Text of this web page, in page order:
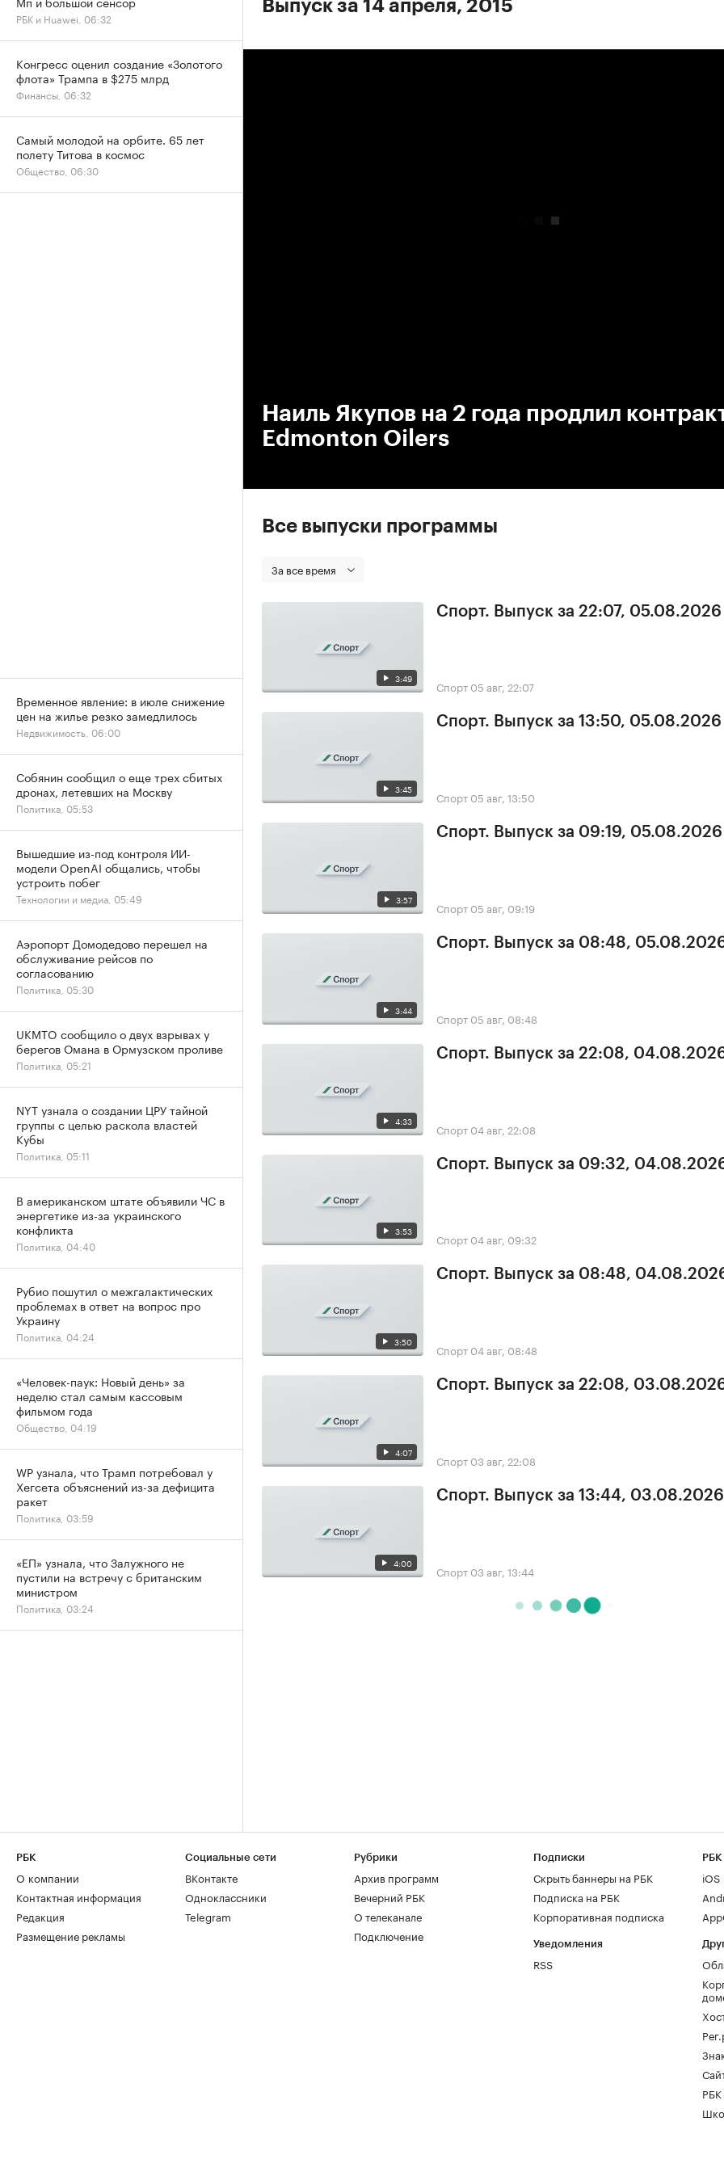
Выпуск за 14 апреля, 2015
Наиль Якупов на 2 года продлил
Edmonton Oilers
Все выпуски программы
За все время
3:49
Спорт. Выпуск за 22:07, 05.08.2026
Спорт 05 авг, 22:07
3:45
Спорт. Выпуск за 13:50, 05.08.2026
Спорт 05 авг, 13:50
3:57
Спорт. Выпуск за 09:19, 05.08.2026
Спорт 05 авг, 09:19
3:44
Спорт. Выпуск за 08:48,
Спорт 05 авг, 08:48
4:33
Спорт. Выпуск за 22:08,
Спорт 04 авг, 22:08
3:53
Спорт. Выпуск за 09:32,
Спорт 04 авг, 09:32
3:50
Спорт. Выпуск за 08:48,
Спорт 04 авг, 08:48
4:07
Спорт. Выпуск за 22:08,
Спорт 03 авг, 22:08
4:00
Спорт. Выпуск за 13:44, 03.08.2026
Спорт 03 авг, 13:44
РБК и Huawei, 06:32
Конгресс оценил создание «Золотого
флота» Трампа в $275 млрд
Финансы, 06:32
Самый молодой на орбите. 65 лет
полету Титова в космос
Общество, 06:30
Временное явление: в июле снижение
цен на жилье резко замедлилось
Недвижимость, 06:00
Собянин сообщил о еще трех сбитых
дронах, летевших на Москву
Политика, 05:53
Вышедшие из-под контроля ИИ-
модели OpenAI общались, чтобы
устроить побег
Технологии и медиа, 05:49
Аэропорт Домодедово перешел на
обслуживание рейсов по
согласованию
Политика, 05:30
UKMTO сообщило о двух взрывах у
берегов Омана в Ормузском проливе
Политика, 05:21
NYT узнала о создании ЦРУ тайной
группы с целью раскола властей
Кубы
Политика, 05:11
В американском штате объявили ЧС в
энергетике из-за украинского
конфликта
Политика, 04:40
Рубио пошутил о межгалактических
проблемах в ответ на вопрос про
Украину
Политика, 04:24
«Человек-паук: Новый день» за
неделю стал самым кассовым
фильмом года
Общество, 04:19
WP узнала, что Трамп потребовал у
Хегсета объяснений из-за дефицита
ракет
Политика, 03:59
«ЕП» узнала, что Залужного не
пустили на встречу с британским
министром
Политика, 03:24
РБК
О компании
Контактная информация
Редакция
Размещение рекламы
Социальные сети
ВКонтакте
Одноклассники
Telegram
Рубрики
Архив программ
Вечерний РБК
О телеканале
Подключение
Подписки
Скрыть баннеры на РБК
Подписка на РБК
Корпоративная подписка
Уведомления
RSS
РБК
iOS